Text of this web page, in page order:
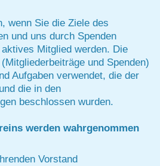
wenn Sie die Ziele des
und uns durch Spenden
Mitglied werden. Die
und Spenden)
Aufgaben verwendet, die der
die in den
beschlossen wurden.
werden wahrgenommen
Vorstand